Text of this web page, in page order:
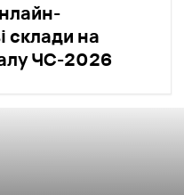
склади на
ЧС-2026